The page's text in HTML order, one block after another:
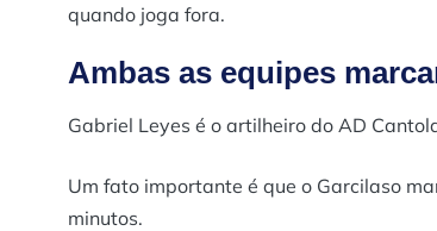
quando joga fora.
Ambas as equipes
Gabriel Leyes é o artilheiro do AD
Um fato importante é que o Garcilaso
minutos.